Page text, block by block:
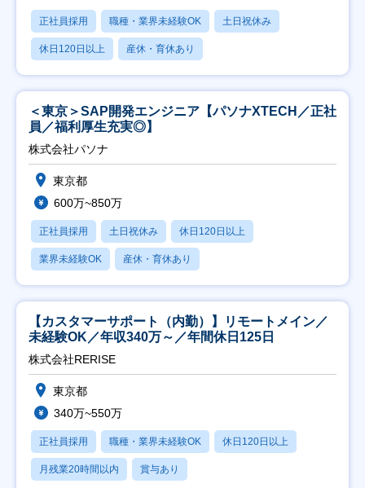
正社員採用 職種・業界未経験OK 土日祝休み
休日120日以上 産休・育休あり
＜東京＞SAP開発エンジニア【パソナXTECH／正社
員／福利厚生充実◎】
株式会社パソナ
東京都
600万~850万
正社員採用 土日祝休み 休日120日以上
業界未経験OK 産休・育休あり
【カスタマーサポート（内勤）】リモートメイン／
未経験OK／年収340万～／年間休日125日
株式会社RERISE
東京都
340万~550万
正社員採用 職種・業界未経験OK 休日120日以上
月残業20時間以内 賞与あり